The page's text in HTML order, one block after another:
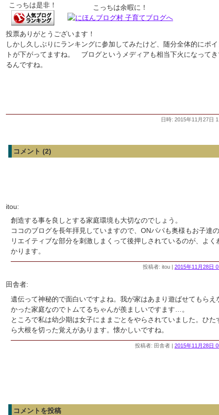
こっちは是非！ こっちは余暇に！
投票ありがとうございます！
しかし久しぶりにランキングに参加してみたけど、随分全体的にポ
トが下がってますね。 ブログというメディアも相当下火になって
るんですね。
日時: 2015年11月27日
コメント (2)
itou:
創造する事を良しとする家庭環境も大切なのでしょう。
ココのブログを長年拝見していますので、ONパパも奥様もお子達
リエイティブな部分を刺激しまくって後押しされているのが、よく
かります。
投稿者: itou | 2015年11月28日
田舎者:
遺伝って神秘的で面白いですよね。我が家はあまり遊ばせてもらえ
かった家庭なのでトムてるちゃんが羨ましいですます…。
ところで私は幼少期は女子にままごとをやらされていました。ひた
ら大根を切った覚えがあります。懐かしいですね。
投稿者: 田舎者 | 2015年11月28日
コメントを投稿